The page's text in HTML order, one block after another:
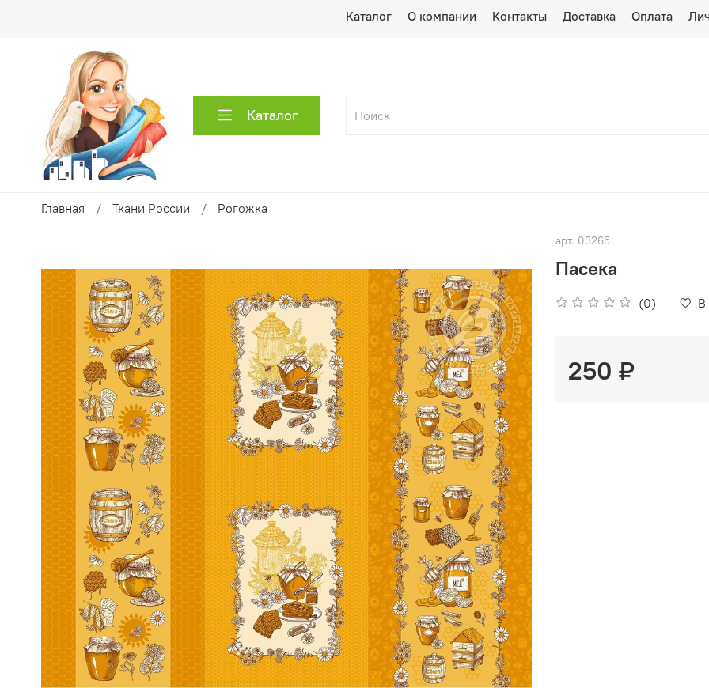
Каталог О компании Контакты Доставка Оплата
Каталог
Главная Ткани России Рогожка
арт. 03265
Пасека
(0) В
250 ₽